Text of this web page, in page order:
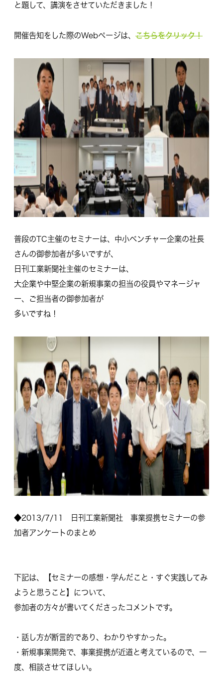
と題して、講演をさせていただきました！
開催告知をした際のWebページは、 こちらをクリック！
普段のTC主催のセミナーは、中小ベンチャー企業の社長
さんの御参加者が多いですが、
日刊工業新聞社主催のセミナーは、
大企業や中堅企業の新規事業の担当の役員やマネージャ
ー、ご担当者の御参加者が
多いですね！
◆2013/7/11 日刊工業新聞社 事業提携セミナーの参
加者アンケートのまとめ
下記は、【セミナーの感想・学んだこと・すぐ実践してみ
ようと思うこと】について、
参加者の方々が書いてくださったコメントです。
・話し方が断言的であり、わかりやすかった。
・新規事業開発で、事業提携が近道と考えているので、一
度、相談させてほしい。